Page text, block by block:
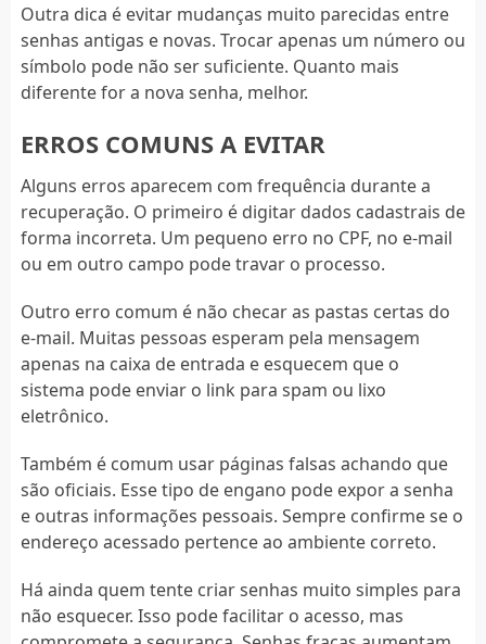
Outra dica é evitar mudanças muito parecidas entre
senhas antigas e novas. Trocar apenas um número ou
símbolo pode não ser suficiente. Quanto mais
diferente for a nova senha, melhor.
ERROS COMUNS A EVITAR
Alguns erros aparecem com frequência durante a
recuperação. O primeiro é digitar dados cadastrais de
forma incorreta. Um pequeno erro no CPF, no e-mail
ou em outro campo pode travar o processo.
Outro erro comum é não checar as pastas certas do
e-mail. Muitas pessoas esperam pela mensagem
apenas na caixa de entrada e esquecem que o
sistema pode enviar o link para spam ou lixo
eletrônico.
Também é comum usar páginas falsas achando que
são oficiais. Esse tipo de engano pode expor a senha
e outras informações pessoais. Sempre confirme se o
endereço acessado pertence ao ambiente correto.
Há ainda quem tente criar senhas muito simples para
não esquecer. Isso pode facilitar o acesso, mas